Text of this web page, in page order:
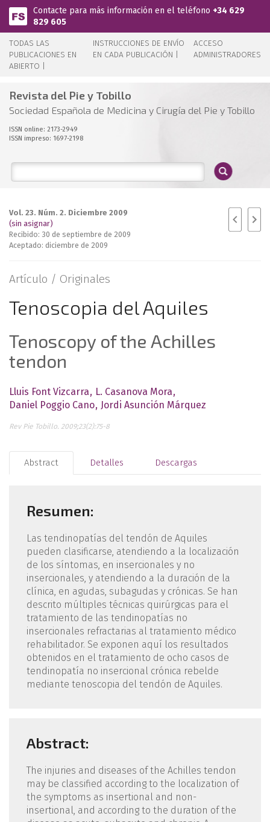
Pasar al contenido principal
Contacte para más información en el teléfono +34 629
829 605
TODAS LAS
PUBLICACIONES EN
ABIERTO |
INSTRUCCIONES DE ENVÍO
EN CADA PUBLICACIÓN |
ACCESO
ADMINISTRADORES
Revista del Pie y Tobillo
Sociedad Española de Medicina y Cirugía del Pie y Tobillo
ISSN online: 2173-2949
ISSN impreso: 1697-2198
Vol. 23. Núm. 2. Diciembre 2009
(sin asignar)
Recibido: 30 de septiembre de 2009
Aceptado: diciembre de 2009
Artículo / Originales
Tenoscopia del Aquiles
Tenoscopy of the Achilles
tendon
Lluis Font Vizcarra
L. Casanova Mora
Daniel Poggio Cano Jordi Asunción Márquez
Rev Pie Tobillo. 2009;23(2):75-8
Abstract Detalles Descargas
Resumen:
Las tendinopatías del tendón de Aquiles
pueden clasificarse, atendiendo a la localización
de los síntomas, en insercionales y no
insercionales, y atendiendo a la duración de la
clínica, en agudas, subagudas y crónicas. Se han
descrito múltiples técnicas quirúrgicas para el
tratamiento de las tendinopatías no
insercionales refractarias al tratamiento médico
rehabilitador. Se exponen aquí los resultados
obtenidos en el tratamiento de ocho casos de
tendinopatía no insercional crónica rebelde
mediante tenoscopia del tendón de Aquiles.
Abstract:
The injuries and diseases of the Achilles tendon
may be classified according to the localization of
the symptoms as insertional and non-
insertional, and according to the duration of the